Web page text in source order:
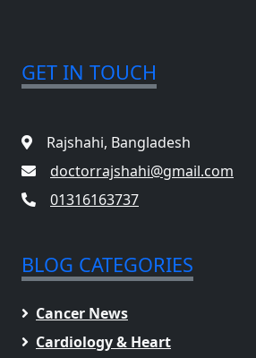
GET IN TOUCH
Rajshahi, Bangladesh
doctorrajshahi@gmail.com
01316163737
BLOG CATEGORIES
Cancer News
Cardiology & Heart